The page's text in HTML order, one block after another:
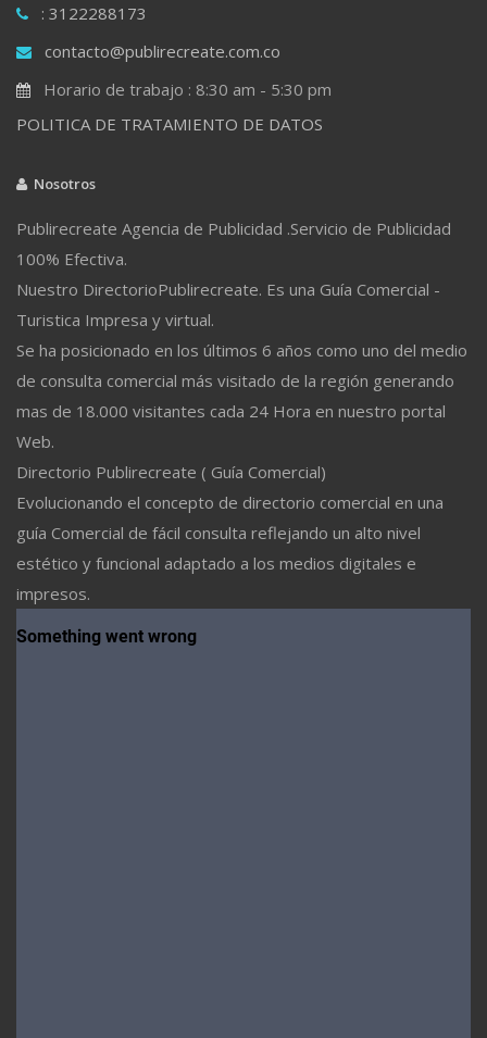
: 3122288173
contacto@publirecreate.com.co
Horario de trabajo : 8:30 am - 5:30 pm
POLITICA DE TRATAMIENTO DE DATOS
Nosotros
Publirecreate Agencia de Publicidad .Servicio de Publicidad
100% Efectiva.
Nuestro DirectorioPublirecreate. Es una Guía Comercial -
Turistica Impresa y virtual.
Se ha posicionado en los últimos 6 años como uno del medio
de consulta comercial más visitado de la región generando
mas de 18.000 visitantes cada 24 Hora en nuestro portal
Web.
Directorio Publirecreate ( Guía Comercial)
Evolucionando el concepto de directorio comercial en una
guía Comercial de fácil consulta reflejando un alto nivel
estético y funcional adaptado a los medios digitales e
impresos.